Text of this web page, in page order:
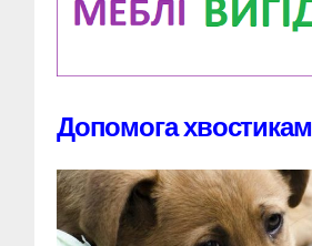
Допомога хвостикам